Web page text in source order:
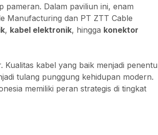
pameran. Dalam paviliun ini, enam
Manufacturing dan PT ZTT Cable
, kabel elektronik, hingga konektor
kabel yang baik menjadi penentu
tulang punggung kehidupan modern.
memiliki peran strategis di tingkat